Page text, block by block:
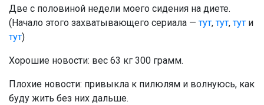
Две с половиной недели моего сидения на диете.
(Начало этого захватывающего сериала —тут,тут,тут и
тут)
Хорошие новости: вес 63 кг 300 грамм.
Плохие новости: привыкла к пилюлям и волнуюсь, как
буду жить без них дальше.